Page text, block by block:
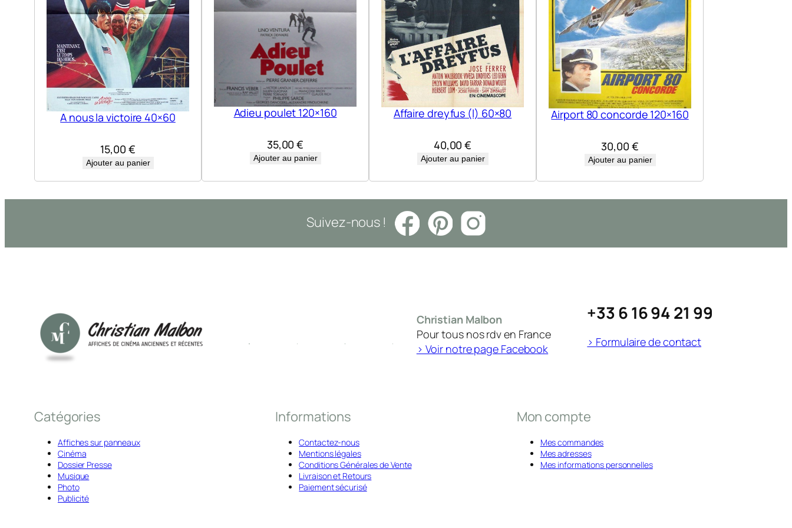
A nous la victoire 40×60
15,00 €
Ajouter au panier
Adieu poulet 120×160
35,00€
Ajouter au panier
Affaire dreyfus (l) 60×80
40,00€
Ajouter au panier
Airport 80 concorde 120×160
30,00 €
Ajouter au panier
Suivez-nous !
Christian Malbon
Pour tous nos rdv en France
> Voir notre page Facebook
+33 6 16 94 21 99
> Formulaire de contact
Catégories
Affiches sur panneaux
Cinéma
Dossier Presse
Musique
Photo
Publicité
Informations
Contactez-nous
Mentions légales
Conditions Générales de Vente
Livraison et Retours
Paiement sécurisé
Mon compte
Mes commandes
Mes adresses
Mes informations personnelles